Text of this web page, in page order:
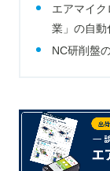
エアマイ
業」の自動
NC研削盤